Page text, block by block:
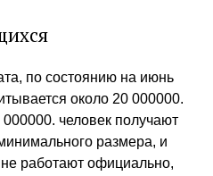
по состоянию на июнь
около 20 000000.
человек получают
размера, и
работают официально,